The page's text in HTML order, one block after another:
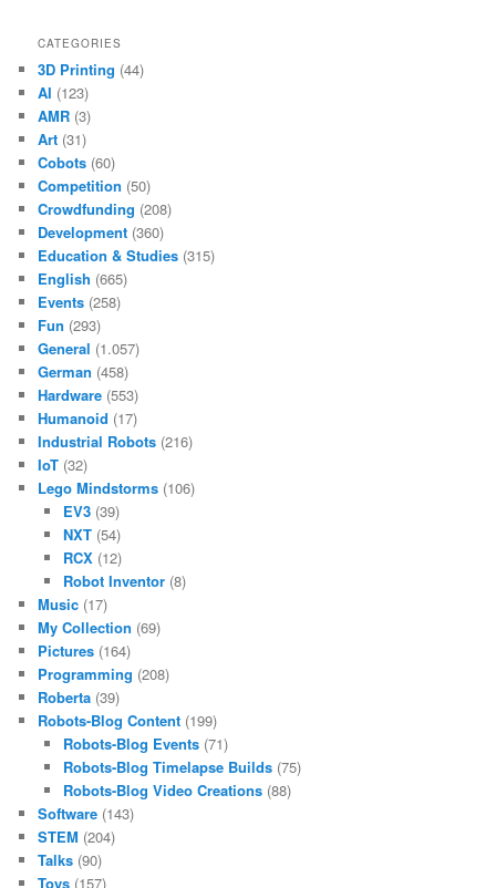
CATEGORIES
3D Printing (44)
AI (123)
AMR (3)
Art (31)
Cobots (60)
Competition (50)
Crowdfunding (208)
Development (360)
Education & Studies (315)
English (665)
Events (258)
Fun (293)
General (1.057)
German (458)
Hardware (553)
Humanoid (17)
Industrial Robots (216)
IoT (32)
Lego Mindstorms (106)
EV3(39)
NXT(54)
RCX(12)
Robot Inventor(8)
Music (17)
My Collection (69)
Pictures (164)
Programming (208)
Roberta (39)
Robots-Blog Content (199)
Robots-Blog Events(71)
Robots-Blog Timelapse Builds(75)
Robots-Blog Video Creations(88)
Software (143)
STEM (204)
Talks (90)
Toys (157)